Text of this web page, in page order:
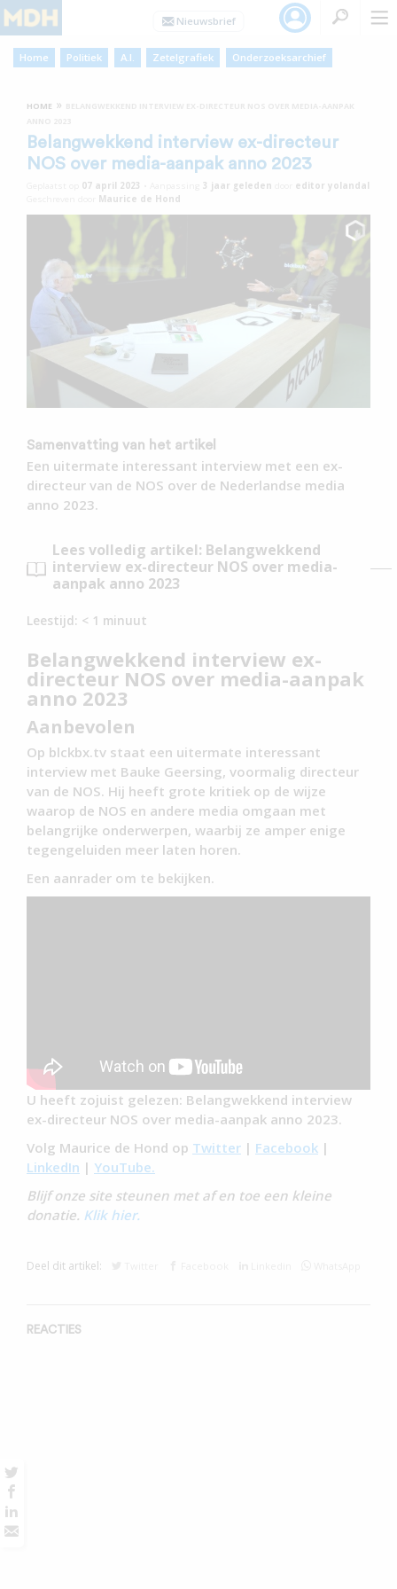
Home Politiek A.I. Zetelgrafiek Onderzoeksarchief
HOME »
Belangwekkend interview ex-directeur
NOS over media-aanpak anno 2023
07 april 2023 3 jaar geleden
editor yolandal
Maurice de Hond
Samenvatting van het artikel
Een uitermate interessant interview met een ex-
directeur van de NOS over de Nederlandse media
anno 2023.
Lees volledig artikel: Belangwekkend
interview ex-directeur NOS over media-
aanpak anno 2023
Leestijd: < 1 minuut
Belangwekkend interview ex-
directeur NOS over media-aanpak
anno 2023
Aanbevolen
Op blckbx.tv staat een uitermate interessant
interview met Bauke Geersing, voormalig directeur
van de NOS. Hij heeft grote kritiek op de wijze
waarop de NOS en andere media omgaan met
belangrijke onderwerpen, waarbij ze amper enige
tegengeluiden meer laten horen.
Een aanrader om te bekijken.
U heeft zojuist gelezen: Belangwekkend interview
ex-directeur NOS over media-aanpak anno 2023.
Volg Maurice de Hond op Twitter | Facebook |
LinkedIn | YouTube.
Blijf onze site steunen met af en toe een kleine
donatie. Klik hier.
Deel dit artikel:
REACTIES